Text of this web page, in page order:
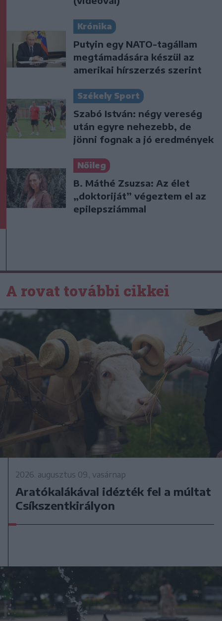
Krónika
Putyin egy NATO-tagállam
megtámadására készül az
amerikai hírszerzés szerint
Székely Sport
Szabó István: négy vereség
után egyre nehezebb, de
jönni fognak a jó eredmények
Nőileg
B. Máthé Zsuzsa: Az élet
„doktoriját” végeztem el az
epilepsziámmal
A rovat további cikkei
2026. augusztus 09., vasárnap
Aratókalákával idézték fel a múltat
Csíkszentkirályon